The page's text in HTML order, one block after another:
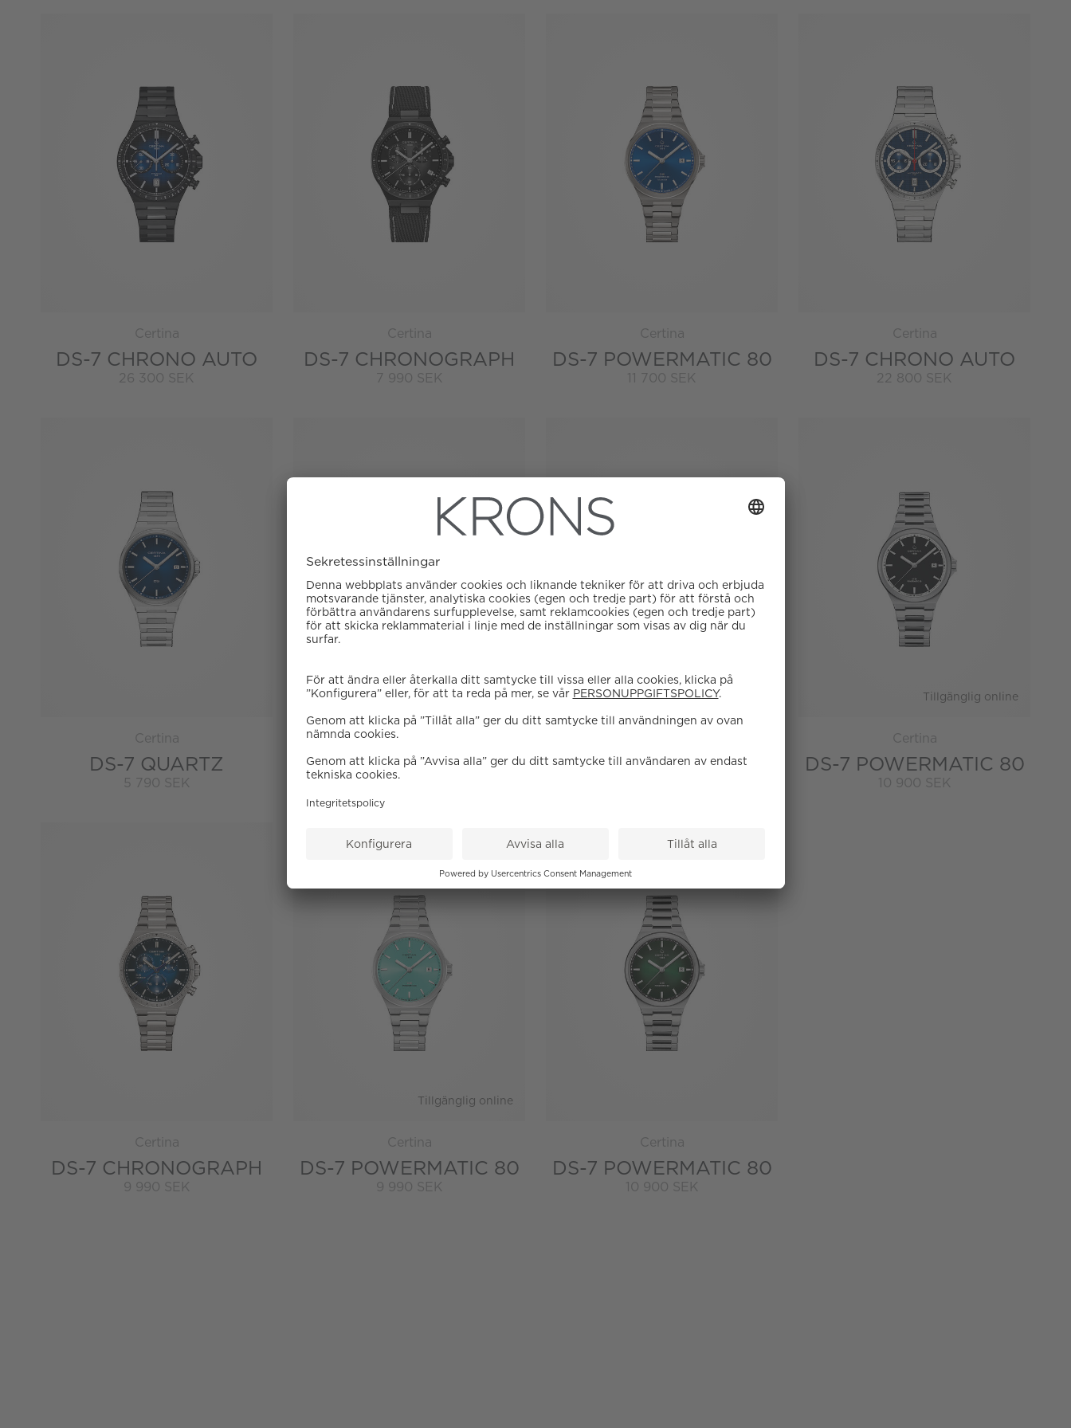
Certina
DS-7 CHRONO AUTO
26 300 SEK
Certina
DS-7 CHRONOGRAPH
7 990 SEK
Certina
DS-7 POWERMATIC 80
11 700 SEK
Certina
DS-7 CHRONO AUTO
22 800 SEK
Certina
DS-7 QUARTZ
5 790 SEK
Certina
DS-7 QUARTZ
5 790 SEK
DS-7 QUARTZ
Tillgänglig online
Certina
DS-7 POWERMATIC 80
10 900 SEK
Certina
DS-7 CHRONOGRAPH
9 990 SEK
Tillgänglig online
Certina
DS-7 POWERMATIC 80
9 990 SEK
Certina
DS-7 POWERMATIC 80
10 900 SEK